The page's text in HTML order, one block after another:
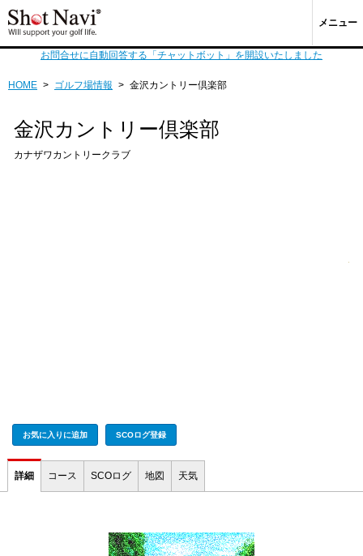
メニュー
お問合せに自動回答する「チャットボット」を開設いたしました
HOME > ゴルフ場情報 > 金沢カントリー倶楽部
金沢カントリー倶楽部
カナザワカントリークラブ
お気に入りに追加 SCOログ登録
詳細 コース SCOログ 地図 天気